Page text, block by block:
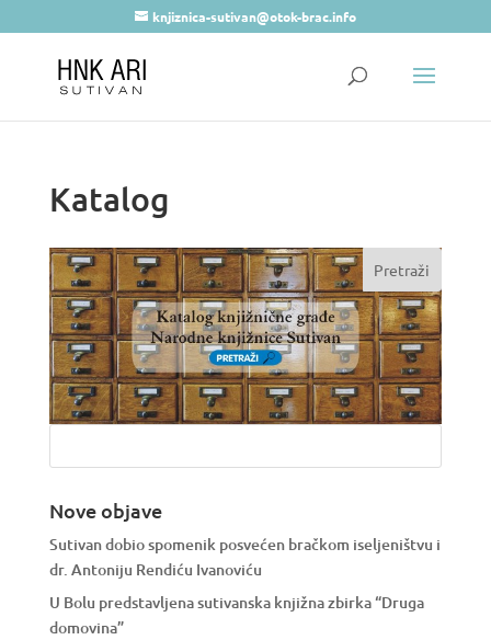
knjiznica-sutivan@otok-brac.info
Katalog
Nove objave
Sutivan dobio spomenik posvećen bračkom iseljeništvu i
dr. Antoniju Rendiću Ivanoviću
U Bolu predstavljena sutivanska knjižna zbirka “Druga
domovina”